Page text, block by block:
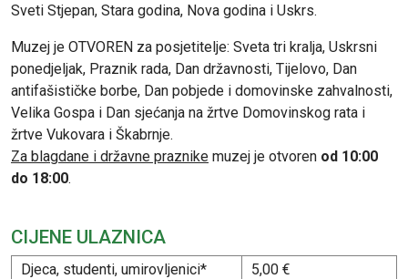
Sveti Stjepan, Stara godina, Nova godina i Uskrs.
Muzej je OTVOREN za posjetitelje: Sveta tri kralja, Uskrsni
ponedjeljak, Praznik rada, Dan državnosti, Tijelovo, Dan
antifašističke borbe, Dan pobjede i domovinske zahvalnosti,
Velika Gospa i Dan sjećanja na žrtve Domovinskog rata i
žrtve Vukovara i Škabrnje.
Za blagdane i državne praznike muzej je otvoren od 10:00
do 18:00.
CIJENE ULAZNICA
Djeca, studenti, umirovljenici*
5,00 €